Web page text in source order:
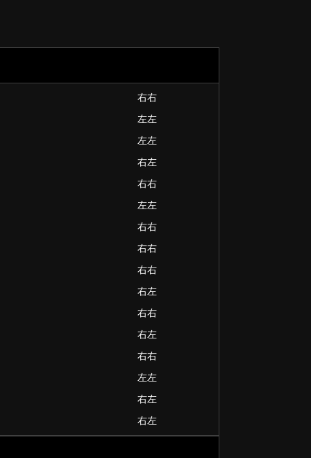
右右
左左
左左
右左
右右
左左
右右
右右
右右
右左
右右
右左
右右
左左
右左
右左